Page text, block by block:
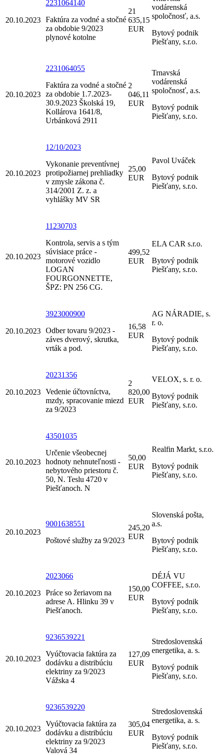
20.10.2023
2231064140
Faktúra za vodné a stočné
za obdobie 9/2023
plynové kotolne
21
635,15
EUR
vodárenská
spoločnosť, a.s.
Bytový podnik
Piešťany, s.r.o.
20.10.2023
2231064055
Faktúra za vodné a stočné
za obdobie 1.7.2023-
30.9.2023 Školská 19,
Kollárova 1641/8,
Urbánková 2911
2
046,11
EUR
Trnavská
vodárenská
spoločnosť, a.s.
Bytový podnik
Piešťany, s.r.o.
20.10.2023
12/10/2023
Vykonanie preventívnej
protipožiarnej prehliadky
v zmysle zákona č.
314/2001 Z. z. a
vyhlášky MV SR
25,00
EUR
Pavol Uváček
Bytový podnik
Piešťany, s.r.o.
20.10.2023
11230703
Kontrola, servis a s tým
súvisiace práce -
motorové vozidlo
LOGAN
FOURGONNETTE,
ŠPZ: PN 256 CG.
499,52
EUR
ELA CAR s.r.o.
Bytový podnik
Piešťany, s.r.o.
20.10.2023
3923000900
Odber tovaru 9/2023 -
záves dverový, skrutka,
vrták a pod.
16,58
EUR
AG NÁRADIE, s.
r. o.
Bytový podnik
Piešťany, s.r.o.
20.10.2023
20231356
Vedenie účtovníctva,
mzdy, spracovanie miezd
za 9/2023
2
820,00
EUR
VELOX, s. r. o.
Bytový podnik
Piešťany, s.r.o.
20.10.2023
43501035
Určenie všeobecnej
hodnoty nehnuteľnosti -
nebytového priestoru č.
50, N. Teslu 4720 v
Piešťanoch. N
50,00
EUR
Realfin Markt, s.r.o.
Bytový podnik
Piešťany, s.r.o.
20.10.2023
9001638551
Poštové služby za 9/2023
245,20
EUR
Slovenská pošta,
a.s.
Bytový podnik
Piešťany, s.r.o.
20.10.2023
2023066
Práce so žeriavom na
adrese A. Hlinku 39 v
Piešťanoch.
150,00
EUR
DÉJÁ VU
COFFEE, s.r.o.
Bytový podnik
Piešťany, s.r.o.
20.10.2023
9236539221
Vyúčtovacia faktúra za
dodávku a distribúciu
elektriny za 9/2023
Vážska 4
127,09
EUR
Stredoslovenská
energetika, a. s.
Bytový podnik
Piešťany, s.r.o.
20.10.2023
9236539220
Vyúčtovacia faktúra za
dodávku a distribúciu
elektriny za 9/2023
Valová 34
305,04
EUR
Stredoslovenská
energetika, a. s.
Bytový podnik
Piešťany, s.r.o.